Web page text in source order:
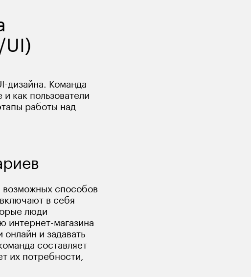
дизайна. Команда
как пользователи
работы над
способов
в себя
люди
магазина
и задавать
составляет
их потребности,